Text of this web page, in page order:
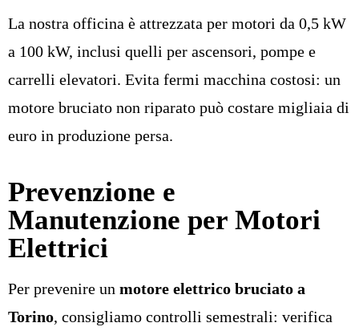
La nostra officina è attrezzata per motori da 0,5 kW
a 100 kW, inclusi quelli per ascensori, pompe e
carrelli elevatori. Evita fermi macchina costosi: un
motore bruciato non riparato può costare migliaia di
euro in produzione persa.
Prevenzione e
Manutenzione per Motori
Elettrici
Per prevenire un motore elettrico bruciato a
Torino, consigliamo controlli semestrali: verifica